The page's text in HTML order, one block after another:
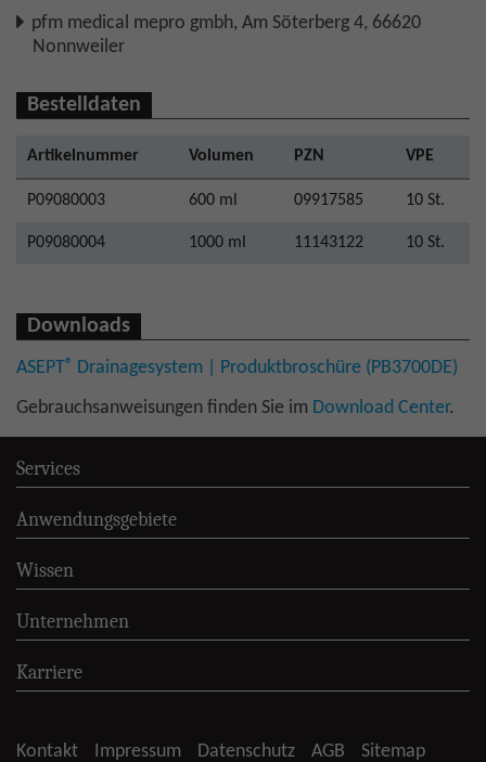
pfm medical mepro gmbh, Am Söterberg 4, 66620
Nonnweiler
Bestelldaten
Artikelnummer Volumen PZN VPE
P09080003 600 ml 09917585 10 St.
P09080004 1000 ml 11143122 10 St.
Downloads
ASEPT® Drainagesystem | Produktbroschüre (PB3700DE)
Gebrauchsanweisungen finden Sie im Download Center.
Services
Anwendungsgebiete
Wissen
Unternehmen
Karriere
Kontakt Impressum Datenschutz AGB Sitemap